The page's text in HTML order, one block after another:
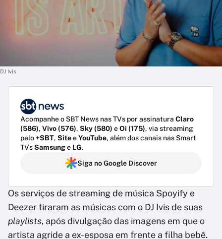
DJ Ivis
Acompanhe o SBT News nas TVs por assinatura Claro
(586), Vivo (576), Sky (580) eOi (175), via streaming
pelo+SBT, SiteeYouTube, além dos canais nas Smart
TVsSamsunge LG.
Siga no Google Discover
Os serviços de streaming de música Spoyify e
Deezer tiraram as músicas com o DJ Ivis de suas
playlists, após divulgação das imagens em que o
artista agride a ex-esposa em frente a filha bebê.